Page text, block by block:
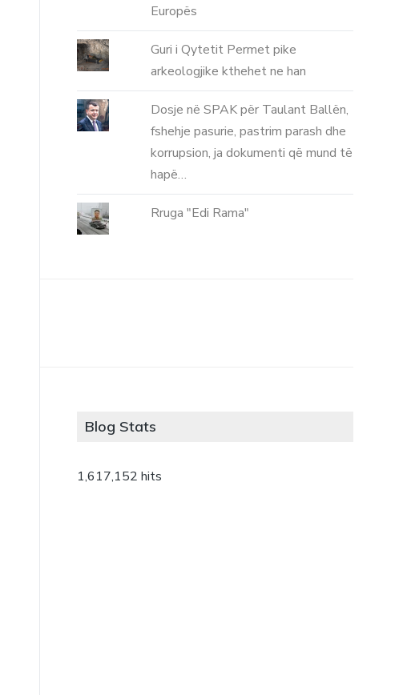
Europës
Guri i Qytetit Permet pike
arkeologjike kthehet ne han
Dosje në SPAK për Taulant Ballën,
fshehje pasurie, pastrim parash dhe
korrupsion, ja dokumenti që mund të
hapë…
Rruga "Edi Rama"
Blog Stats
1,617,152 hits